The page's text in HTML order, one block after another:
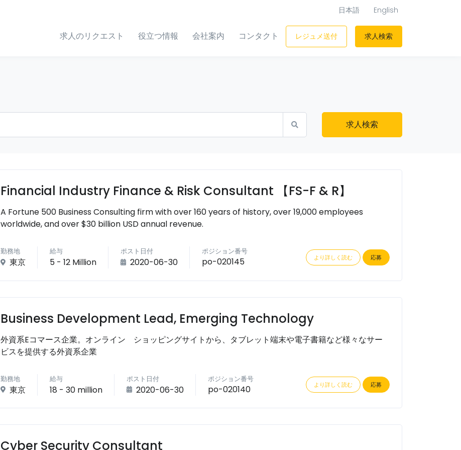
日本語 English
求人のリクエスト 役立つ情報 会社案内 コンタクト レジュメ送付 求人検索
求人検索
Financial Industry Finance & Risk Consultant 【FS-F & R】
A Fortune 500 Business Consulting firm with over 160 years of history, over 19,000 employees
worldwide, and over $30 billion USD annual revenue.
勤務地
東京
給与
5 - 12 Million
ポスト日付
2020-06-30
ポジション番号
po-020145 より詳しく読む 応募
Business Development Lead, Emerging Technology
外資系Eコマース企業。オンライン ショッピングサイトから、タブレット端末や電子書籍など様々なサー
ビスを提供する外資系企業
勤務地
東京
給与
18 - 30 million
ポスト日付
2020-06-30
ポジション番号
po-020140 より詳しく読む 応募
Cyber Security Consultant